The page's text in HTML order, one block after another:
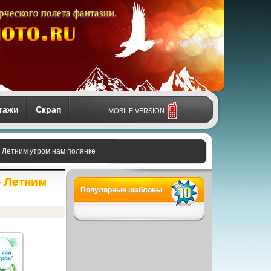
полета фантазии.
Скрап MOBILE VERSION
Летним утром нам полянке
Летним
Популярные шаблоны